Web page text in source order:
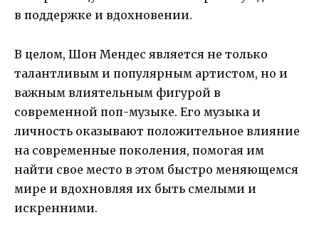
в поддержке и вдохновении.
В целом, Шон Мендес является не только
талантливым и популярным артистом, но и
важным влиятельным фигурой в
современной поп-музыке. Его музыка и
личность оказывают положительное влияние
на современные поколения, помогая им
найти свое место в этом быстро меняющемся
мире и вдохновляя их быть смелыми и
искренними.